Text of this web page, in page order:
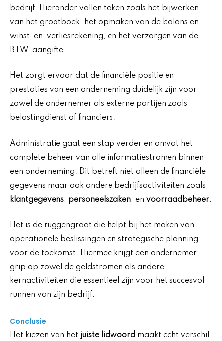
bedrijf. Hieronder vallen taken zoals het bijwerken
van het grootboek, het opmaken van de balans en
winst-en-verliesrekening, en het verzorgen van de
BTW-aangifte.
Het zorgt ervoor dat de financiële positie en
prestaties van een onderneming duidelijk zijn voor
zowel de ondernemer als externe partijen zoals
belastingdienst of financiers.
Administratie gaat een stap verder en omvat het
complete beheer van alle informatiestromen binnen
een onderneming. Dit betreft niet alleen de financiële
gegevens maar ook andere bedrijfsactiviteiten zoals
klantgegevens, personeelszaken, en voorraadbeheer.
Het is de ruggengraat die helpt bij het maken van
operationele beslissingen en strategische planning
voor de toekomst. Hiermee krijgt een ondernemer
grip op zowel de geldstromen als andere
kernactiviteiten die essentieel zijn voor het succesvol
runnen van zijn bedrijf.
Conclusie
Het kiezen van het juiste lidwoord maakt echt verschil